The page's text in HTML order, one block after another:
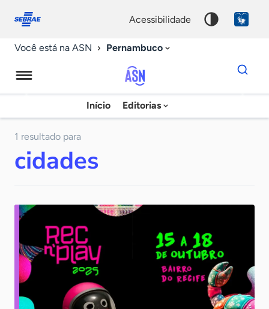
conosco
acessibilidade
Você está na ASN Pernambuco
Agência
Sebrae
Início Editorias
Dados
para
chave
1 resultado para
cidades